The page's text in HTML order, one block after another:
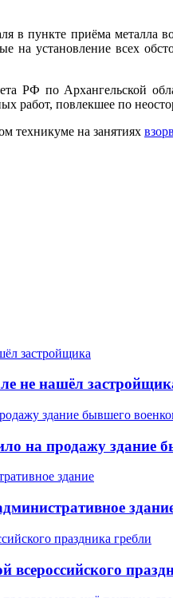
в пункте приёма металла
на установление всех
РФ по Архангельской
работ, повлекшее по
техникуме на занятиях
не нашёл
на продажу здание
всероссийского